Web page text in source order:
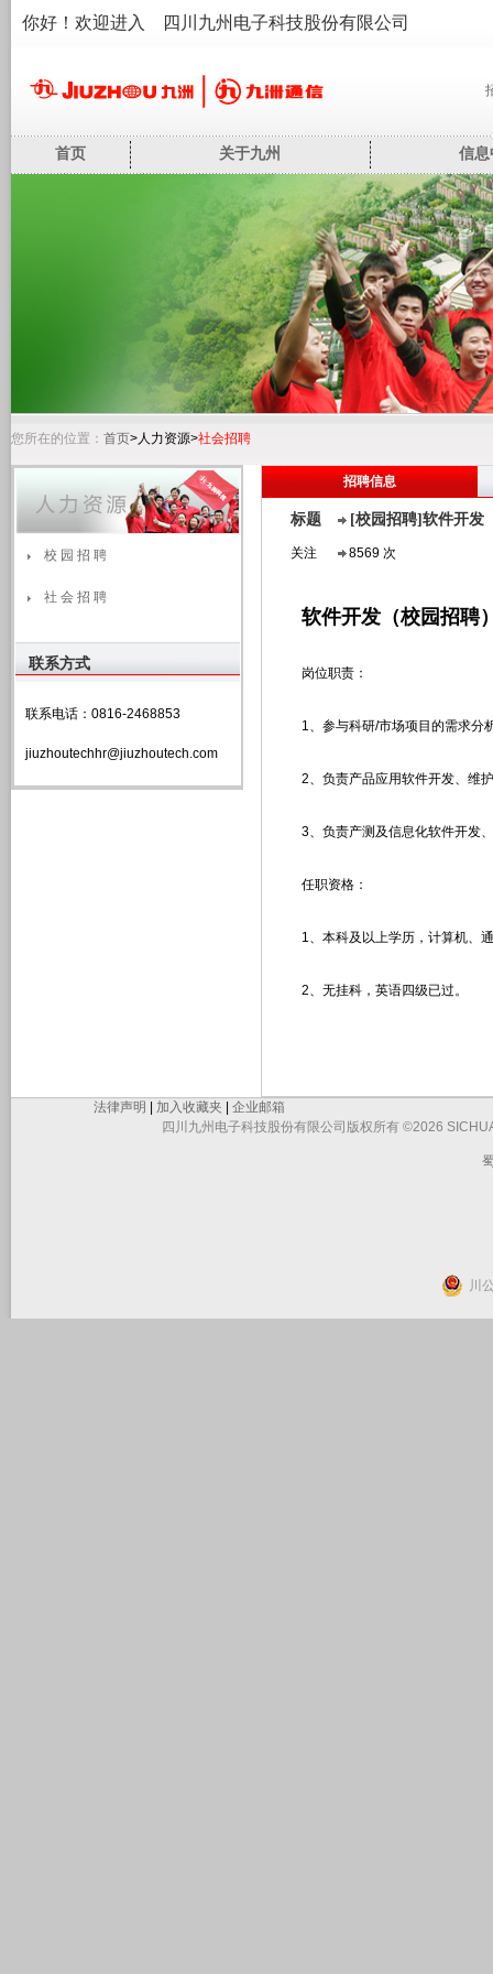
你好！欢迎进入 四川九州电子科技股份有限公司
首页 关于九州 信
您所在的位置： 首页>人力资源>社会招聘
校 园 招 聘
社 会 招 聘
联系方式
联系电话：0816-2468853
jiuzhoutechhr@jiuzhoutech.com
招聘信息
标题 [校园招聘]软件开发
关注 8569 次
软件开发（校园招聘
岗位职责：
1、参与科研/市场项目的需求分
2、负责产品应用软件开发、维
3、负责产测及信息化软件开发
任职资格：
1、本科及以上学历，计算机、
2、无挂科，英语四级已过。
法律声明 加入收藏夹
企业邮箱
四川九州电子科技股份有限公司版权所有 ©2026
川